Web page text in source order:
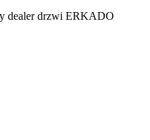
dealer drzwi ERKADO